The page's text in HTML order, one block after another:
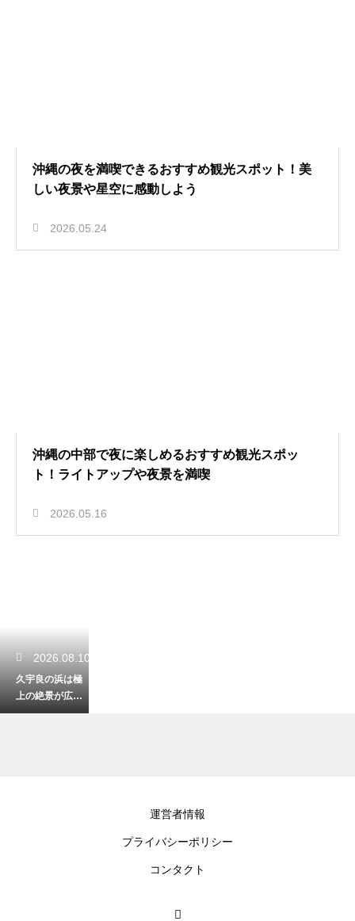
沖縄の夜を満喫できるおすすめ観光スポット！美
しい夜景や星空に感動しよう
2026.05.24
沖縄の中部で夜に楽しめるおすすめ観光スポッ
ト！ライトアップや夜景を満喫
2026.05.16
2026.08.10
久宇良の浜は極
上の絶景が広が
るビーチ！詳し
運営者情報
プライバシーポリシー
コンタクト